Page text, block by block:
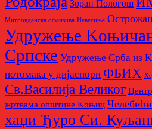
Зоран Пологош
Митровданска офанзива Невесињe Острожац
Удружење
Српске Удружење Срба из
потомака у дијаспори ФБИХ
Св.Василија Великог
жртвама општине Kоњиц Челебићи
хаџи Ђуро Си.